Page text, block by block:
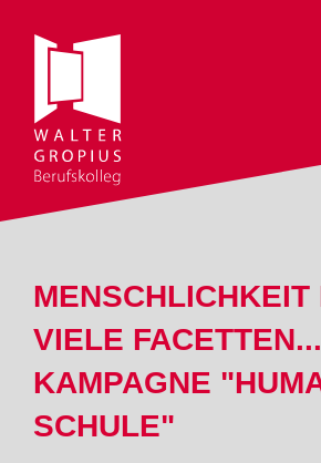
MENSCHLICHKEIT
VIELE FACETTEN...
KAMPAGNE
SCHULE"